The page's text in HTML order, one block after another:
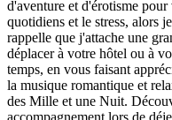
d'aventure et d'érotisme
quotidiens et le stress, alors
rappelle que j'attache une
déplacer à votre hôtel ou à
temps, en vous faisant
la musique romantique et
des Mille et une Nuit.
accompagnement lors de